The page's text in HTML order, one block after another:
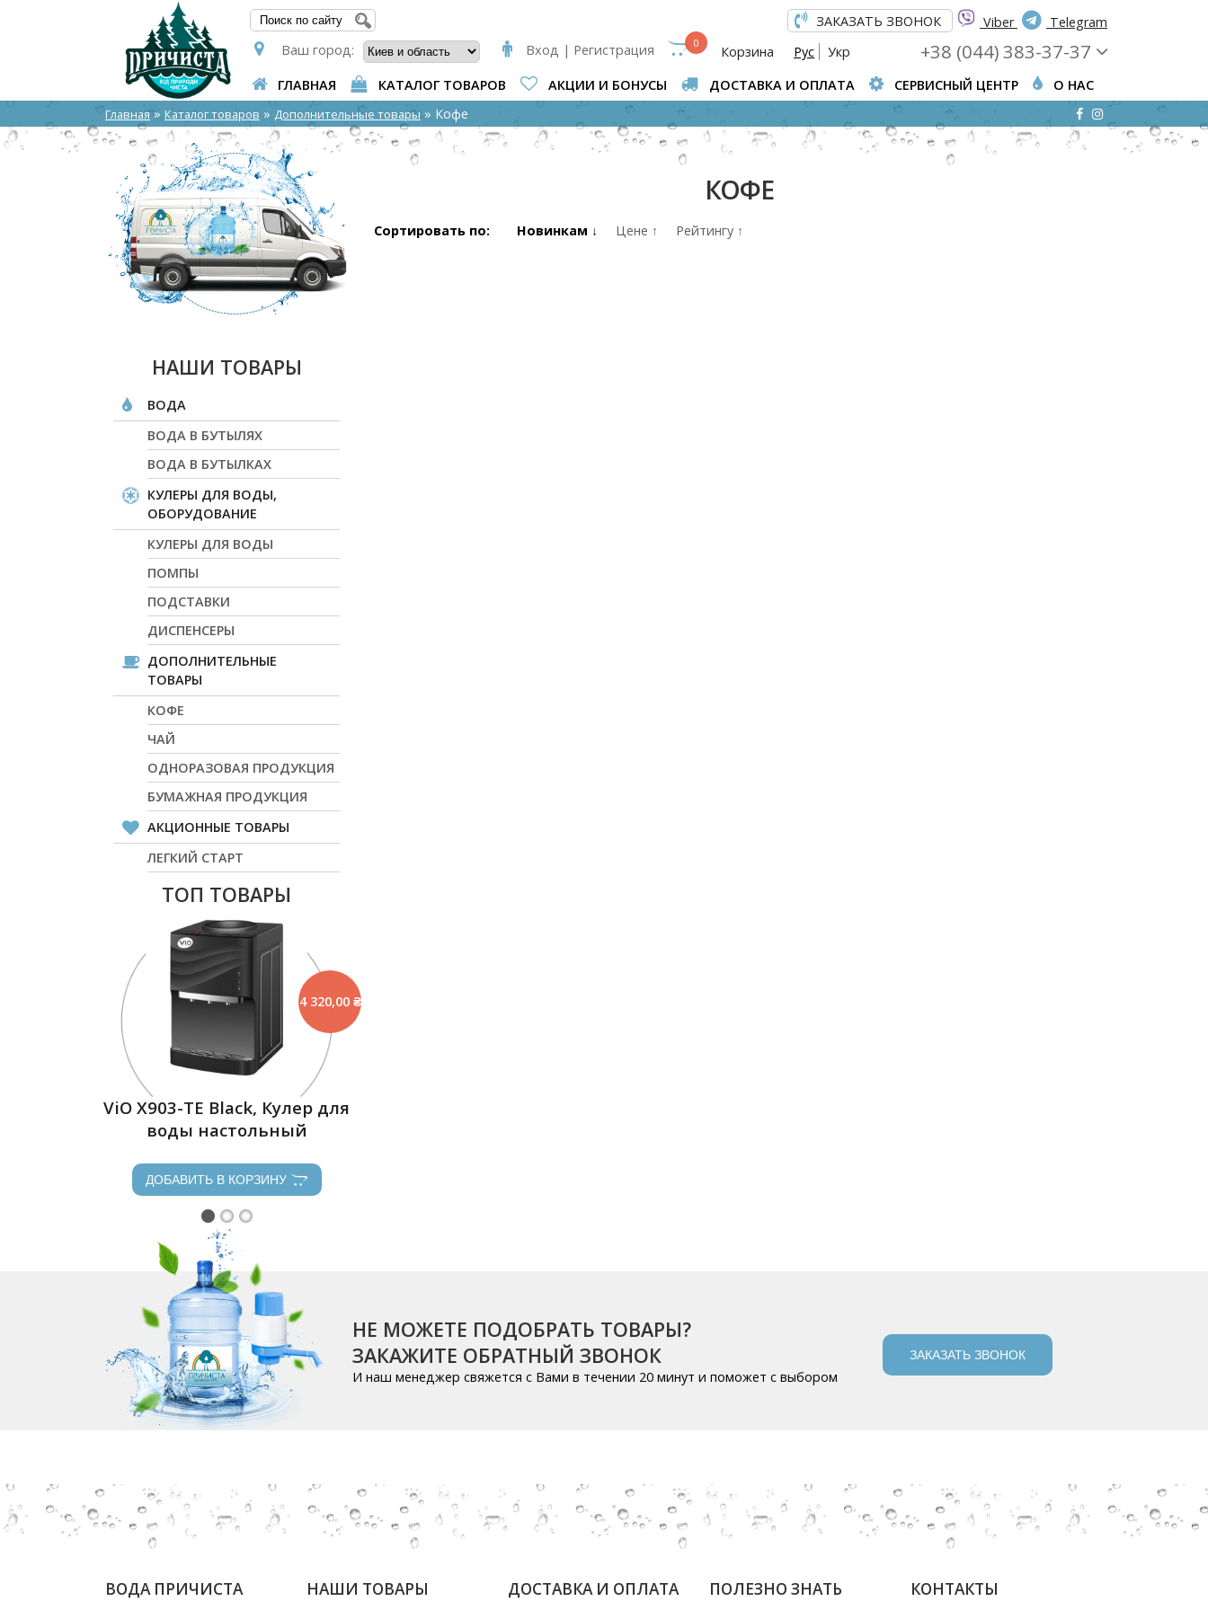
ФОРМА ПОИСКА Viber Telegram
ЗАКАЗАТЬ ЗВОНОК
Ваш город:
Вход | Регистрация 0
Корзина Рус Укр +38 (044) 383-37-37
ГЛАВНАЯ КАТАЛОГ ТОВАРОВ АКЦИИ И БОНУСЫ ДОСТАВКА И ОПЛАТА СЕРВИСНЫЙ ЦЕНТР О НАС
Главная » Каталог товаров » Дополнительные товары » Кофе
НАШИ ТОВАРЫ
ВОДА
ВОДА В БУТЫЛЯХ
ВОДА В БУТЫЛКАХ
КУЛЕРЫ ДЛЯ ВОДЫ,
ОБОРУДОВАНИЕ
КУЛЕРЫ ДЛЯ ВОДЫ
ПОМПЫ
ПОДСТАВКИ
ДИСПЕНСЕРЫ
ДОПОЛНИТЕЛЬНЫЕ
ТОВАРЫ
КОФЕ
ЧАЙ
ОДНОРАЗОВАЯ ПРОДУКЦИЯ
БУМАЖНАЯ ПРОДУКЦИЯ
АКЦИОННЫЕ ТОВАРЫ
ЛЕГКИЙ СТАРТ
ТОП ТОВАРЫ
4 320,00 ₴
ViO Х903-TЕ Black, Кулер для
воды настольный
ДОБАВИТЬ В КОРЗИНУ
ДОБАВИТЬ В КОРЗИНУ
КОФЕ
Сортировать по: Новинкам ↓ Цене ↑ Рейтингу ↑
НЕ МОЖЕТЕ ПОДОБРАТЬ ТОВАРЫ?
ЗАКАЖИТЕ ОБРАТНЫЙ ЗВОНОК
И наш менеджер свяжется с Вами в течении 20 минут и поможет с выбором
ЗАКАЗАТЬ ЗВОНОК
ВОДА ПРИЧИСТА НАШИ ТОВАРЫ ДОСТАВКА И ОПЛАТА ПОЛЕЗНО ЗНАТЬ КОНТАКТЫ